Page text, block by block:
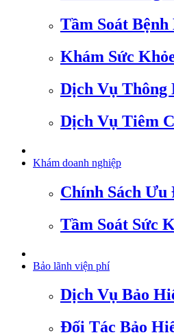
Tầm Soát
Khám Sức
Dịch Vụ Thông
Dịch Vụ Tiêm
Khám doanh nghiệp
Chính Sách Ưu
Tầm Soát Sức
Bảo lãnh viện phí
Dịch Vụ Bảo
Đối Tác Bảo